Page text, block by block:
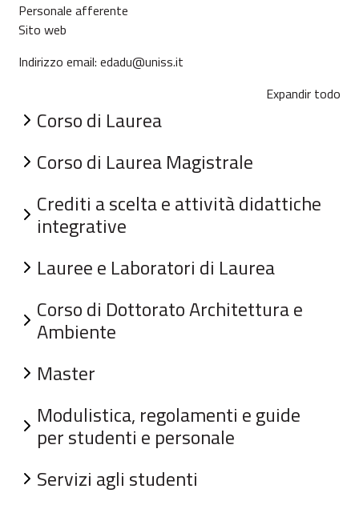
Personale afferente
Sito web
Indirizzo email: edadu@uniss.it
Expandir todo
Corso di Laurea
Corso di Laurea Magistrale
Crediti a scelta e attività didattiche
integrative
Lauree e Laboratori di Laurea
Corso di Dottorato Architettura e
Ambiente
Master
Modulistica, regolamenti e guide
per studenti e personale
Servizi agli studenti